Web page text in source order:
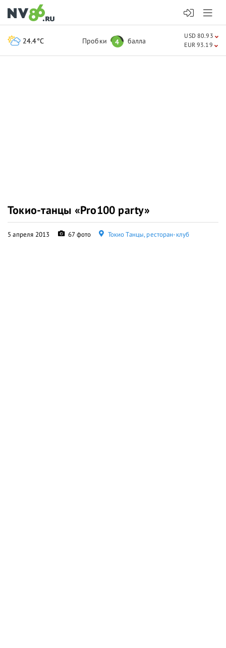
Токио-танцы «Pro100 party»
5 апреля 2013 67 фото Токио Танцы, ресторан-клуб
24.4°C Пробки 4 балла
USD 80.93
EUR 93.19